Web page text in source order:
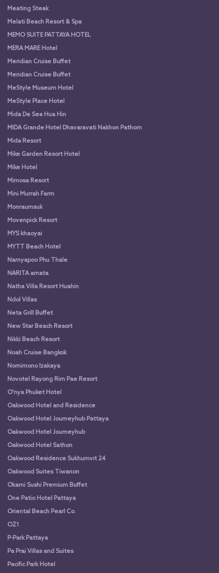
Meating Steak
Melati Beach Resort & Spa
MEMO SUITE PATTAYA HOTEL
MERA MARE Hotel
Meridian Cruise Buffet
Meridian Cruise Buffet
MeStyle Museum Hotel
MeStyle Place Hotel
Mida De Sea Hua Hin
MIDA Grande Hotel Dhavaravati Nakhon Pathom
Mida Resort
Mike Garden Resort Hotel
Mike Hotel
Mimosa Resort
Mini Murrah Farm
Monraumsuk
Movenpick Resort
MYS khaoyai
MYTT Beach Hotel
Namyapoo Phu Thale
NARITA amata
Natha Villa Resort Huahin
Ndol Villas
Neta Grill Buffet
New Star Beach Resort
Nikki Beach Resort
Noah Cruise Bangkok
Nomimono Izakaya
Novotel Rayong Rim Pae Resort
O'nya Phuket Hotel
Oakwood Hotel and Residence
Oakwood Hotel Journeyhub Pattaya
Oakwood Hotel Journeyhub
Oakwood Hotel Sathon
Oakwood Residence Sukhumvit 24
Oakwood Suites Tiwanon
Okami Sushi Premium Buffet
One Patio Hotel Pattaya
Oriental Beach Pearl Co.
OZ1
P-Park Pattaya
Pa Prai Villas and Suites
Pacific Park Hotel